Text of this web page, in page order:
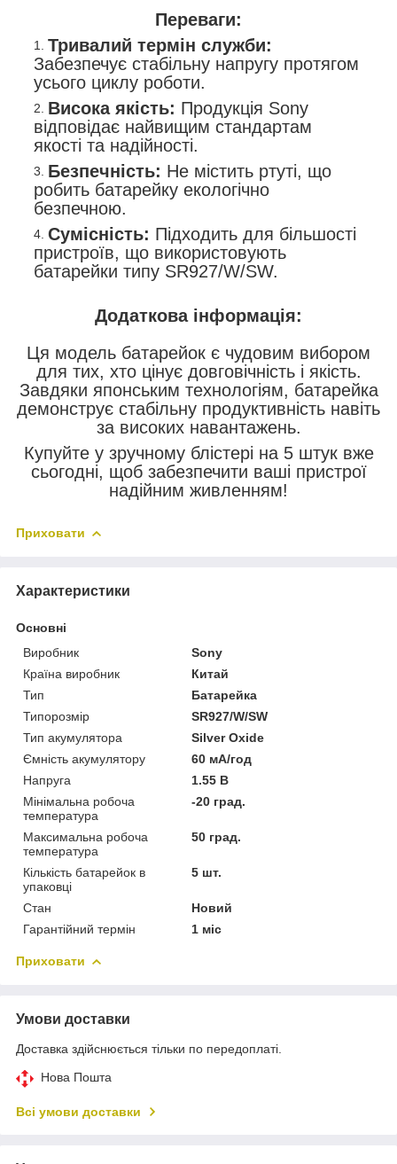
Переваги:
Тривалий термін служби:
Забезпечує стабільну напругу протягом
усього циклу роботи.
Висока якість: Продукція Sony
відповідає найвищим стандартам
якості та надійності.
Безпечність: Не містить ртуті, що
робить батарейку екологічно
безпечною.
Сумісність: Підходить для більшості
пристроїв, що використовують
батарейки типу SR927/​​​​​​​W/​​​​​​​SW.
Додаткова інформація:
Ця модель батарейок є чудовим вибором
для тих, хто цінує довговічність і якість.
Завдяки японським технологіям, батарейка
демонструє стабільну продуктивність навіть
за високих навантажень.
Купуйте у зручному блістері на 5 штук вже
сьогодні, щоб забезпечити ваші пристрої
надійним живленням!
Приховати
Характеристики
Основні
Виробник
Sony
Країна виробник
Китай
Тип
Батарейка
Типорозмір
SR927/W/SW
Тип акумулятора
Silver Oxide
Ємність акумулятору
60 мА/год
Напруга
1.55 В
Мінімальна робоча
температура
-20 град.
Максимальна робоча
температура
50 град.
Кількість батарейок в
упаковці
5 шт.
Стан
Новий
Гарантійний термін
1 міс
Приховати
Умови доставки
Доставка здійснюється тільки по передоплаті.
Нова Пошта
Всі умови доставки